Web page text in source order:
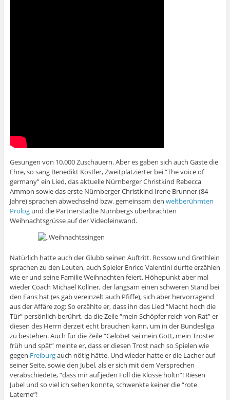
Gesungen von 10.000 Zuschauern. Aber es gaben sich auch Gäste die
Ehre, so sang Benedikt Köstler, Zweitplatzierter bei “The voice of
germany” ein Lied, das aktuelle Nürnberger Christkind Rebecca
Ammon sowie das erste Nürnberger Christkind Irene Brunner (84
Jahre) sprachen abwechselnd bzw. gemeinsam den weltberühmten
Prolog und die Partnerstädte Nürnbergs überbrachten
Weihnachtsgrüsse auf der Videoleinwand.
Natürlich hatte auch der Glubb seinen Auftritt. Rossow und Grethlein
sprachen zu den Leuten, auch Spieler Enrico Valentini durfte erzählen
wie er und seine Familie Weihnachten feiert. Höhepunkt aber mal
wieder Coach Michael Köllner, der langsam einen schweren Stand bei
den Fans hat (es gab vereinzelt auch Pfiffe), sich aber hervorragend
aus der Affäre zog: So erzählte er, dass ihn das Lied “Macht hoch die
Tür” persönlich berührt, da die Zeile “mein Schöpfer reich von Rat” er
diesen des Herrn derzeit echt brauchen kann, um in der Bundesliga
zu bestehen. Auch für die Zeile “Gelobet sei mein Gott, mein Tröster
früh und spät” meinte er, dass er diesen Trost nach so Spielen wie
gegen Freiburgauch nötig hätte. Und wieder hatte er die Lacher auf
seiner Seite, sowie den Jubel, als er sich mit dem Versprechen
verabschiedete, “dass mir auf jeden Foll die Klosse holtn”! Riesen
Jubel und so viel ich sehen konnte, schwenkte keiner die “rote
Laterne”!